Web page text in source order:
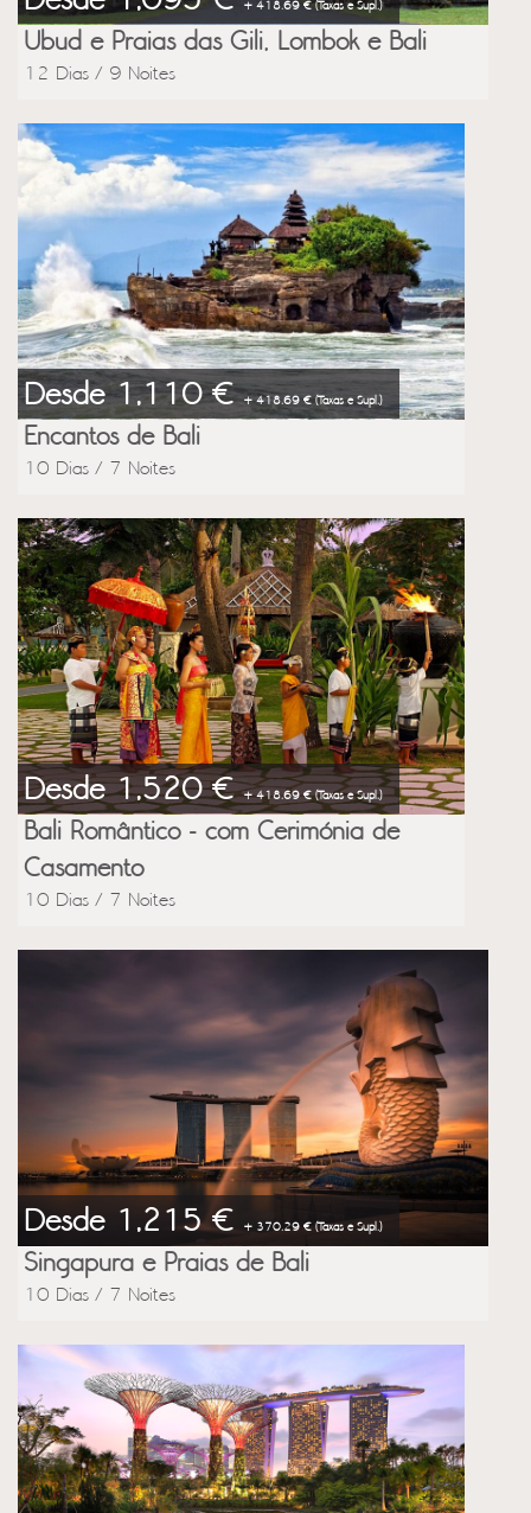
+ 418.69 € (Taxas e Supl.)
Ubud e Praias das Gili, Lombok e Bali
12 Dias / 9 Noites
Desde 1,110 €+ 418.69 € (Taxas e Supl.)
Encantos de Bali
10 Dias / 7 Noites
Desde 1,520 €+ 418.69 € (Taxas e Supl.)
Bali Romântico - com Cerimónia de
Casamento
10 Dias / 7 Noites
Desde 1,215 € + 370.29 € (Taxas e Supl.)
Singapura e Praias de Bali
10 Dias / 7 Noites